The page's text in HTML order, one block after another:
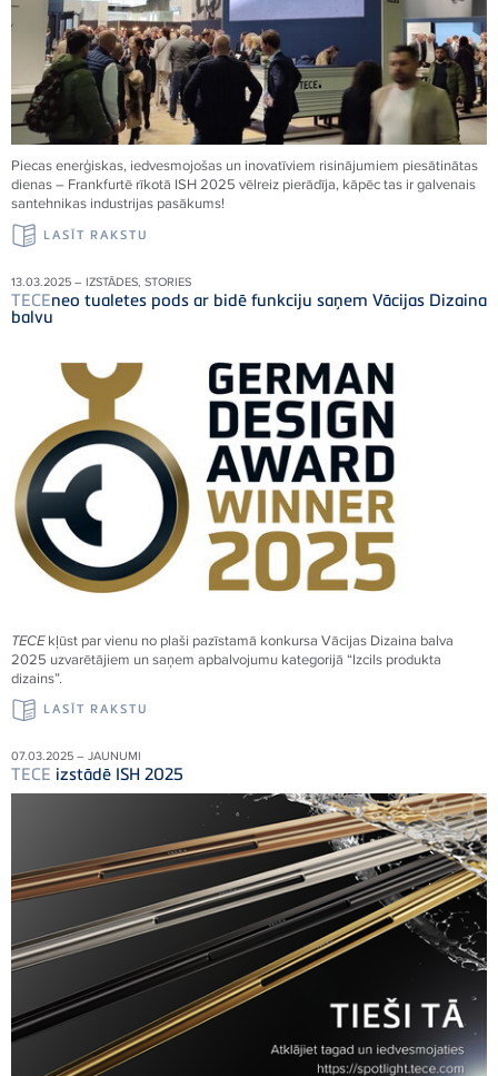
Piecas enerģiskas, iedvesmojošas un inovatīviem risinājumiem piesātinātas
dienas – Frankfurtē rīkotā ISH 2025 vēlreiz pierādīja, kāpēc tas ir galvenais
santehnikas industrijas pasākums!
LASĪT RAKSTU
13.03.2025 – IZSTĀDES, STORIES
TECEneo tualetes pods ar bidē funkciju saņem Vācijas Dizaina
balvu
TECEkļūst par vienu no plaši pazīstamā konkursa Vācijas Dizaina balva
2025 uzvarētājiem un saņem apbalvojumu kategorijā “Izcils produkta
dizains”.
LASĪT RAKSTU
07.03.2025 – JAUNUMI
TECE izstādē ISH 2025